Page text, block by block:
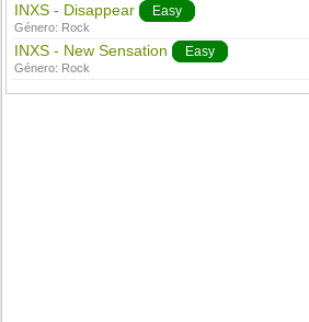
INXS - Disappear Easy
Género: Rock
INXS - New Sensation Easy
Género: Rock